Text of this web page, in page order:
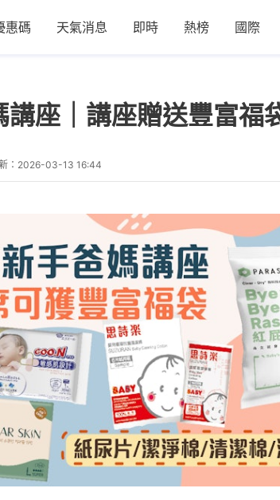
惠碼 天氣消息 即時 熱榜 國際
講座｜講座贈送豐富福
： 2026-03-13 16:44